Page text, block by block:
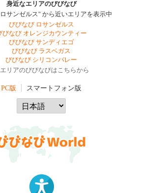
身近なエリアのびびなび
サンゼルス" から近いエリアを表示中
びびなび ロサンゼルス
びなび オレンジカウンティー
びびなび サンディエゴ
びびなび ラスベガス
びびなび シリコンバレー
リアのびびなびはこちらから
PC版 スマートフォン版